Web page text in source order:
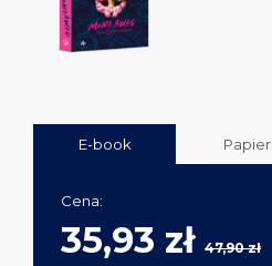
E-book Papier
Cena:
35,93 zł 47,90 zł